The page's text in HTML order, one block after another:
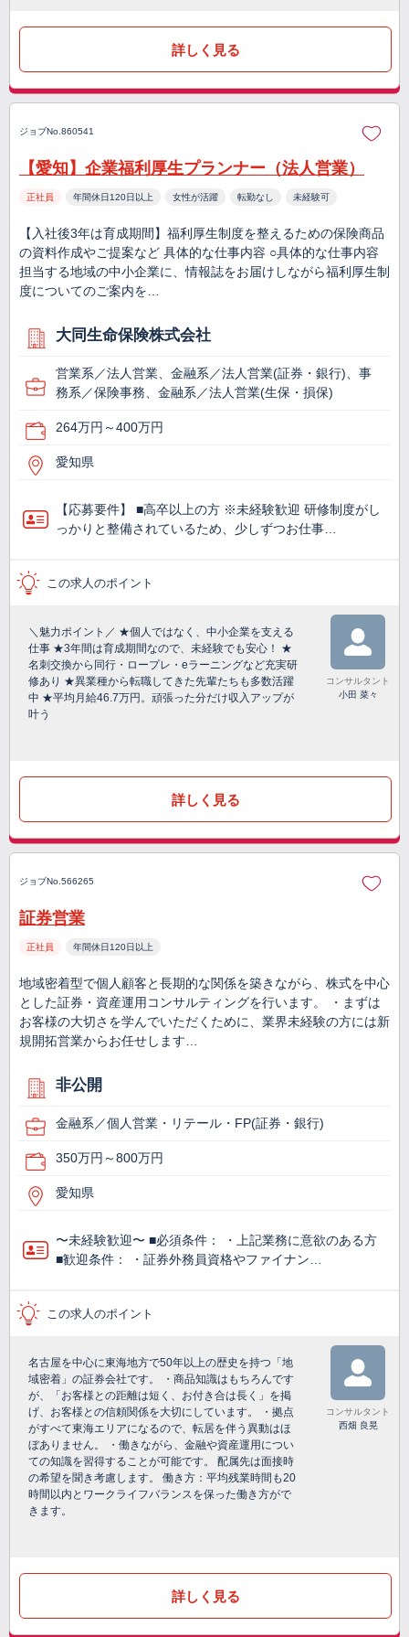
詳しく見る
ジョブNo.860541
【愛知】企業福利厚生プランナー（法人営業）
正社員 年間休日120日以上 女性が活躍 転勤なし 未経験可
【入社後3年は育成期間】福利厚生制度を整えるための保険商品
の資料作成やご提案など 具体的な仕事内容 ○具体的な仕事内容
担当する地域の中小企業に、情報誌をお届けしながら福利厚生制
度についてのご案内を…
大同生命保険株式会社
営業系／法人営業、金融系／法人営業(証券・銀行)、事
務系／保険事務、金融系／法人営業(生保・損保)
264万円～400万円
愛知県
【応募要件】 ■高卒以上の方 ※未経験歓迎 研修制度がし
っかりと整備されているため、少しずつお仕事…
この求人のポイント
＼魅力ポイント／ ★個人ではなく、中小企業を支える
仕事 ★3年間は育成期間なので、未経験でも安心！ ★
名刺交換から同行・ロープレ・eラーニングなど充実研
修あり ★異業種から転職してきた先輩たちも多数活躍
中 ★平均月給46.7万円。頑張った分だけ収入アップが
叶う
コンサルタント
小田 菜々
詳しく見る
ジョブNo.566265
証券営業
正社員 年間休日120日以上
地域密着型で個人顧客と長期的な関係を築きながら、株式を中心
とした証券・資産運用コンサルティングを行います。 ・まずは
お客様の大切さを学んでいただくために、業界未経験の方には新
規開拓営業からお任せします…
非公開
金融系／個人営業・リテール・FP(証券・銀行)
350万円～800万円
愛知県
〜未経験歓迎〜 ■必須条件： ・上記業務に意欲のある方
■歓迎条件： ・証券外務員資格やファイナン…
この求人のポイント
名古屋を中心に東海地方で50年以上の歴史を持つ「地
域密着」の証券会社です。 ・商品知識はもちろんです
が、「お客様との距離は短く、お付き合は長く」を掲
げ、お客様との信頼関係を大切にしています。 ・拠点
がすべて東海エリアになるので、転居を伴う異動はほ
ぼありません。 ・働きながら、金融や資産運用につい
ての知識を習得することが可能です。 配属先は面接時
の希望を聞き考慮します。 働き方：平均残業時間も20
時間以内とワークライフバランスを保った働き方がで
きます。
コンサルタント
西畑 良晃
詳しく見る